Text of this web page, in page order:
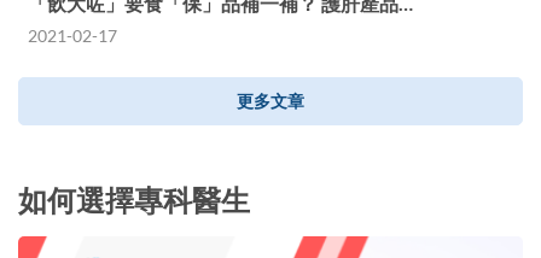
2021-02-17
更多文章
如何選擇專科醫生